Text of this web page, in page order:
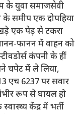
के युवा समाजसेवी
के समीप एक दोपहिया
एक पेड़ से टकरा
फानन में वाहन को
कंपनी के हीं
चपेट में ले लिया,
एच 6237 पर सवार
रूप से घायल हो
केंद्र में भर्ती